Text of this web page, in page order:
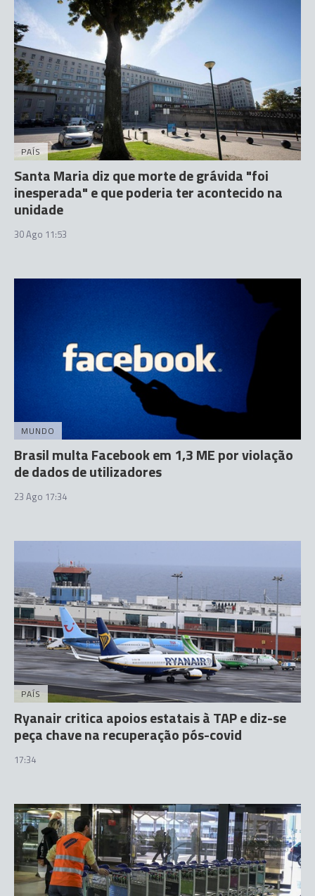
PAÍS
Santa Maria diz que morte de grávida "foi
inesperada" e que poderia ter acontecido na
unidade
30 Ago 11:53
MUNDO
Brasil multa Facebook em 1,3 ME por violação
de dados de utilizadores
23 Ago 17:34
PAÍS
Ryanair critica apoios estatais à TAP e diz-se
peça chave na recuperação pós-covid
17:34